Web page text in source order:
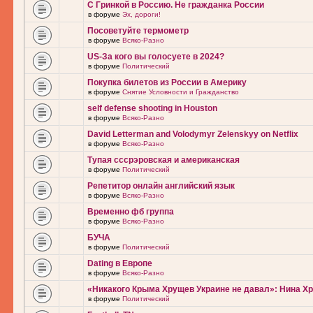
С Гринкой в Россию. Не гражданка России
в форуме Эх, дороги!
Посоветуйте термометр
в форуме Всяко-Разно
US-За кого вы голосуете в 2024?
в форуме Политический
Покупка билетов из России в Америку
в форуме Снятие Условности и Гражданство
self defense shooting in Houston
в форуме Всяко-Разно
David Letterman and Volodymyr Zelenskyy on Netflix
в форуме Всяко-Разно
Тупая сссрэровская и американская
в форуме Политический
Репетитор онлайн английский язык
в форуме Всяко-Разно
Временно фб группа
в форуме Всяко-Разно
БУЧА
в форуме Политический
Dating в Европе
в форуме Всяко-Разно
«Никакого Крыма Хрущев Украине не давал»: Нина
в форуме Политический